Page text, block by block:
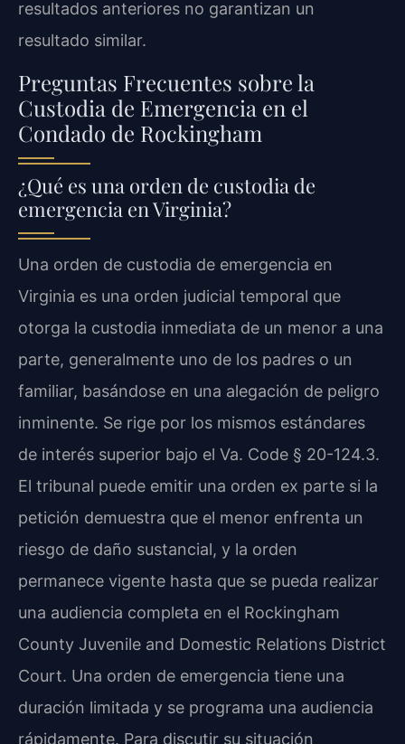
resultados anteriores no garantizan un
resultado similar.
Preguntas Frecuentes sobre la
Custodia de Emergencia en el
Condado de Rockingham
¿Qué es una orden de custodia de
emergencia en Virginia?
Una orden de custodia de emergencia en
Virginia es una orden judicial temporal que
otorga la custodia inmediata de un menor a una
parte, generalmente uno de los padres o un
familiar, basándose en una alegación de peligro
inminente. Se rige por los mismos estándares
de interés superior bajo el Va. Code § 20-124.3.
El tribunal puede emitir una orden ex parte si la
petición demuestra que el menor enfrenta un
riesgo de daño sustancial, y la orden
permanece vigente hasta que se pueda realizar
una audiencia completa en el Rockingham
County Juvenile and Domestic Relations District
Court. Una orden de emergencia tiene una
duración limitada y se programa una audiencia
rápidamente. Para discutir su situación